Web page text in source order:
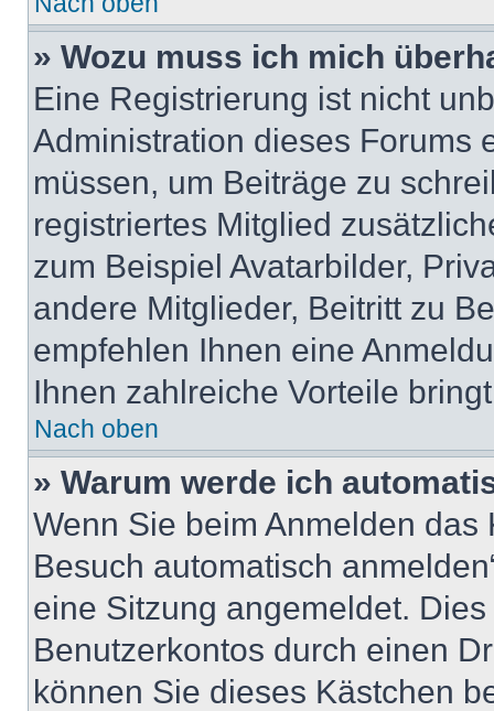
» Wozu muss ich mich
Eine Registrierung ist nicht
Administration dieses Forums
müssen, um Beiträge zu
registriertes Mitglied
zum Beispiel Avatarbilder,
andere Mitglieder, Beitritt zu
empfehlen Ihnen eine
Ihnen zahlreiche Vorteile
Nach oben
» Warum werde ich
Wenn Sie beim Anmelden
Besuch automatisch
eine Sitzung angemeldet.
Benutzerkontos durch einen
können Sie dieses Kästchen